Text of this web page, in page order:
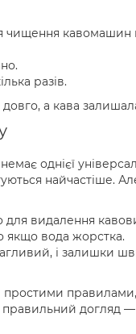
чищення
разів.
а кава
однієї
найчастіше.
видалення
якщо вода жорстка.
і залишки
догляд